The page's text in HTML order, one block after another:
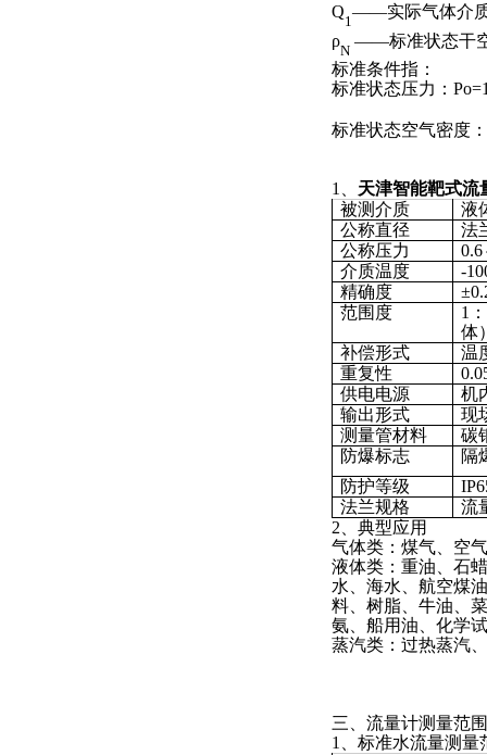
Q
1
——实际气体介
ρ
N
——标准状态
标准条件指：
标准状态压力：
标准状态空气密度
1、 天津智能靶式流
被测介质
液
公称直径
法
公称压力
0.6
介质温度
-
精确度
范围度
1
体
补偿形式
温
重复性
供电电源
机
输出形式
现
测量管材料
碳
防爆标志
隔
防护等级
法兰规格
流
2、典型应用
气体类：煤气、空
液体类：重油、石
水、海水、航空煤
料、树脂、牛油、
氨、船用油、化学
蒸汽类：过热蒸汽
三、流量计测量范
1、标准水流量测量